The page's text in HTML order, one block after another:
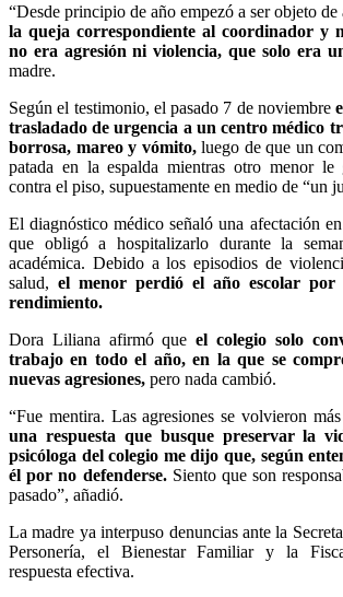
“Desde principio de año empezó a ser objeto de
la queja correspondiente al coordinador y
no era agresión ni violencia, que solo era
madre.
Según el testimonio, el pasado 7 de noviembre
trasladado de urgencia a un centro médico
borrosa, mareo y vómito,luego de que un
patada en la espalda mientras otro menor le
contra el piso, supuestamente en medio de “un
El diagnóstico médico señaló una afectación
que obligó a hospitalizarlo durante la
académica. Debido a los episodios de
salud, el menor perdió el año escolar por
rendimiento.
Dora Liliana afirmó queel colegio solo
trabajo en todo el año, en la que se
nuevas agresiones, pero nada cambió.
“Fue mentira. Las agresiones se volvieron
una respuesta que busque preservar la
psicóloga del colegio me dijo que, según
él por no defenderse.Siento que son
pasado”, añadió.
La madre ya interpuso denuncias ante la
Personería, el Bienestar Familiar y la
respuesta efectiva.